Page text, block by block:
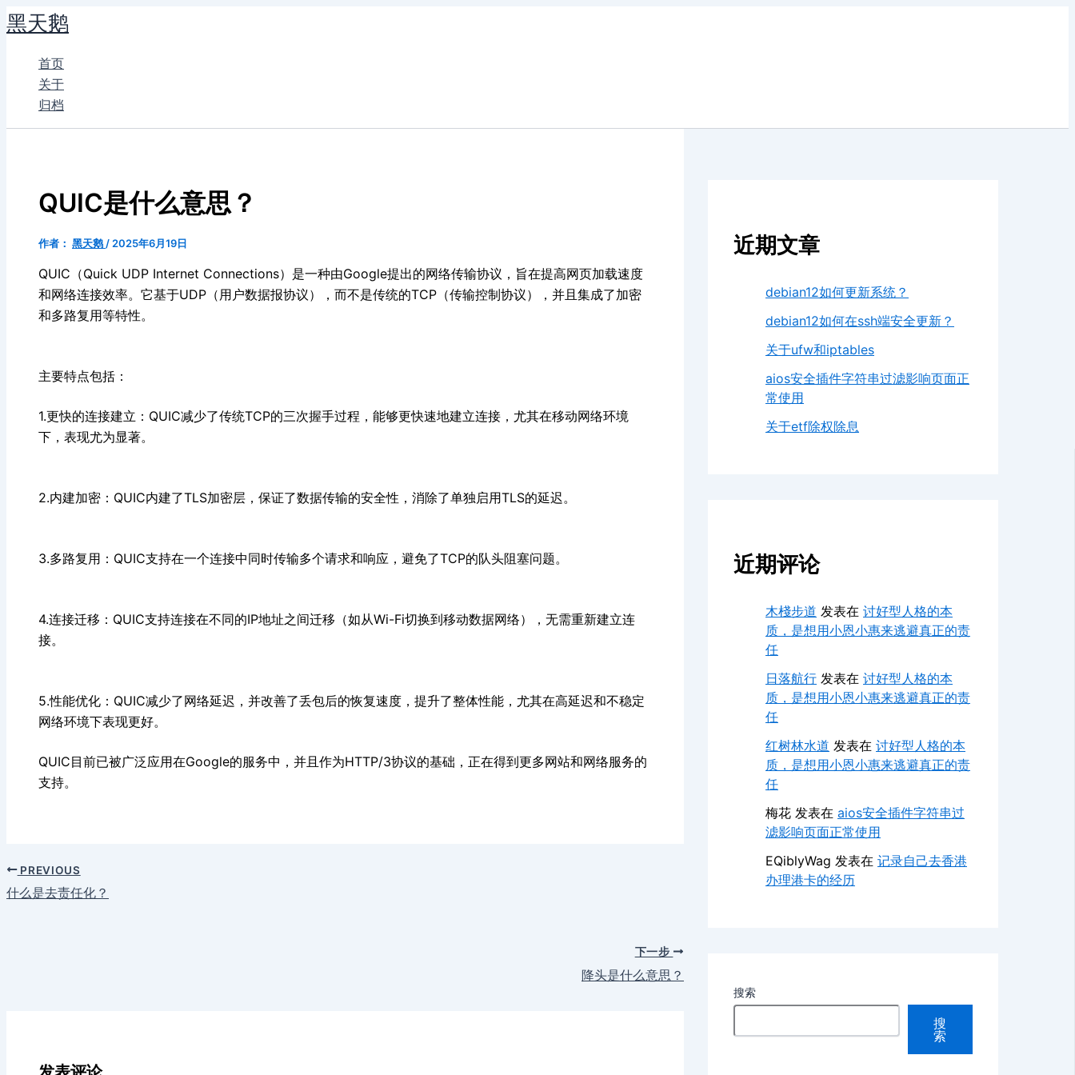
跳
至
黑天鹅
首页
关于
归档
QUIC是什么意思？
作者： 黑天鹅 / 2025年6月19日
QUIC（Quick UDP Internet Connections）是一种由Google提出的网络传输协议，旨在提高网页加载速度
和网络连接效率。它基于UDP（用户数据报协议），而不是传统的TCP（传输控制协议），并且集成了加密
和多路复用等特性。
主要特点包括：
1.更快的连接建立：QUIC减少了传统TCP的三次握手过程，能够更快速地建立连接，尤其在移动网络环境
下，表现尤为显著。
2.内建加密：QUIC内建了TLS加密层，保证了数据传输的安全性，消除了单独启用TLS的延迟。
3.多路复用：QUIC支持在一个连接中同时传输多个请求和响应，避免了TCP的队头阻塞问题。
4.连接迁移：QUIC支持连接在不同的IP地址之间迁移（如从Wi-Fi切换到移动数据网络），无需重新建立连
接。
5.性能优化：QUIC减少了网络延迟，并改善了丢包后的恢复速度，提升了整体性能，尤其在高延迟和不稳定
网络环境下表现更好。
QUIC目前已被广泛应用在Google的服务中，并且作为HTTP/3协议的基础，正在得到更多网站和网络服务的
支持。
PREVIOUS
什么是去责任化？
下一步
降头是什么意思？
近期文章
debian12如何更新系统？
debian12如何在ssh端安全更新？
关于ufw和iptables
aios安全插件字符串过滤影响页面正
常使用
关于etf除权除息
近期评论
木棧步道 发表在 讨好型人格的本
质，是想用小恩小惠来逃避真正的责
任
日落航行 发表在 讨好型人格的本
质，是想用小恩小惠来逃避真正的责
任
红树林水道 发表在 讨好型人格的本
质，是想用小恩小惠来逃避真正的责
任
梅花 发表在 aios安全插件字符串过
滤影响页面正常使用
EQiblyWag 发表在 记录自己去香港
办理港卡的经历
搜索
搜
索